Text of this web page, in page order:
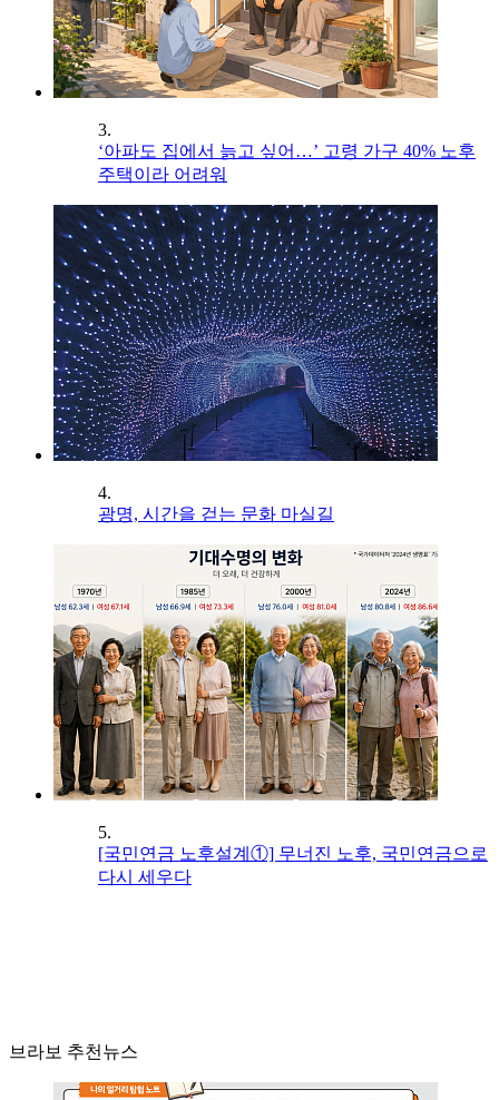
3.
‘아파도 집에서 늙고 싶어…’ 고령 가구 40% 노후
주택이라 어려워
4.
광명, 시간을 걷는 문화 마실길
5.
[국민연금 노후설계①] 무너진 노후, 국민연금으로
다시 세우다
브라보 추천뉴스